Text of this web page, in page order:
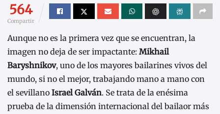
564
Compartir
Aunque no es la primera vez que se encuentran, la
imagen no deja de ser impactante: Mikhail
Baryshnikov, uno de los mayores bailarines vivos del
mundo, si no el mejor, trabajando mano a mano con
el sevillano Israel Galván. Se trata de la enésima
prueba de la dimensión internacional del bailaor más